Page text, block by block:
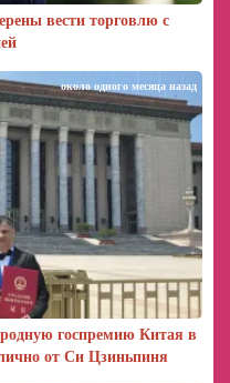
вести торговлю с
госпремию Китая в
от Си Цзиньпиня
около одного месяца назад